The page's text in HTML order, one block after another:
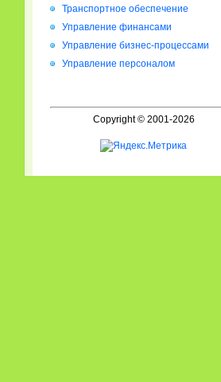
Транспортное обеспечение
Управление финансами
Управление бизнес-процессами
Управление персоналом
Copyright © 2001-2026